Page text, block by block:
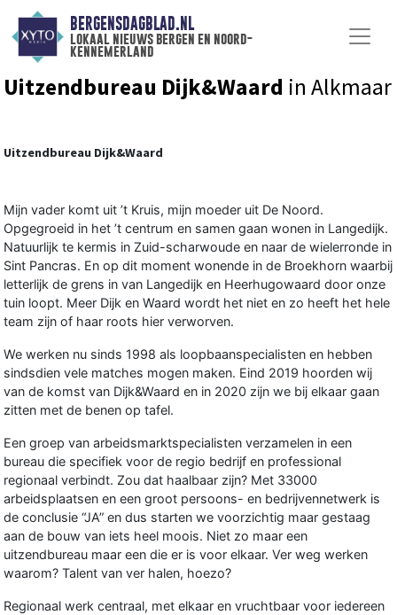
BERGENSDAGBLAD.NL
lokaal nieuws bergen en noord-
kennemerland
Uitzendbureau Dijk&Waard in Alkmaar
Uitzendbureau Dijk&Waard
Mijn vader komt uit ’t Kruis, mijn moeder uit De Noord.
Opgegroeid in het ’t centrum en samen gaan wonen in Langedijk.
Natuurlijk te kermis in Zuid-scharwoude en naar de wielerronde in
Sint Pancras. En op dit moment wonende in de Broekhorn waarbij
letterlijk de grens in van Langedijk en Heerhugowaard door onze
tuin loopt. Meer Dijk en Waard wordt het niet en zo heeft het hele
team zijn of haar roots hier verworven.
We werken nu sinds 1998 als loopbaanspecialisten en hebben
sindsdien vele matches mogen maken. Eind 2019 hoorden wij
van de komst van Dijk&Waard en in 2020 zijn we bij elkaar gaan
zitten met de benen op tafel.
Een groep van arbeidsmarktspecialisten verzamelen in een
bureau die specifiek voor de regio bedrijf en professional
regionaal verbindt. Zou dat haalbaar zijn? Met 33000
arbeidsplaatsen en een groot persoons- en bedrijvennetwerk is
de conclusie “JA” en dus starten we voorzichtig maar gestaag
aan de bouw van iets heel moois. Niet zo maar een
uitzendbureau maar een die er is voor elkaar. Ver weg werken
waarom? Talent van ver halen, hoezo?
Regionaal werk centraal, met elkaar en vruchtbaar voor iedereen